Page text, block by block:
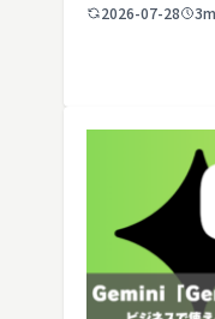
2026-07-28